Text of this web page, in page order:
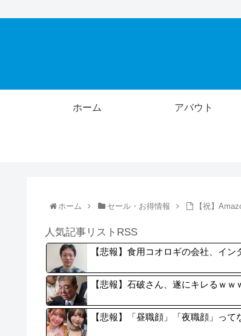
ホーム アバウト
ホーム セール・お得情報 【祝】
人気記事リストRSS
【悲報】食用コオロギの会社、イ
【悲報】石破さん、遂にキレるｗ
【悲報】「昼職顔」「夜職顔」っ